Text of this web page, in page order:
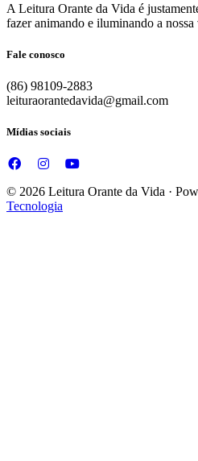
A Leitura Orante da Vida é
fazer animando e iluminando a
Fale conosco
(86) 98109-2883
leituraorantedavida@gmail.com
Mídias sociais
© 2026 Leitura Orante da Vida ·
Tecnologia